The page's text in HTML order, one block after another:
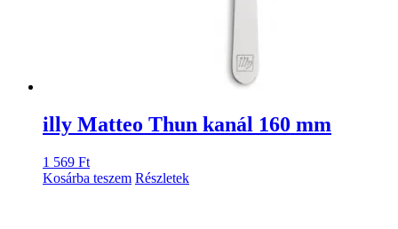
illy Matteo Thun kanál 160 mm
1 569 Ft
Kosárba teszem Részletek